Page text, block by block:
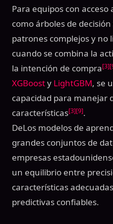
Para equipos con
como árboles de
patrones complejos y no
cuando se combina la
la intención de compra[3]
XGBoosty LightGBM, se
capacidad para manejar
características[3][9].
DeLos modelos de
grandes conjuntos de
empresas
un equilibrio entre
características
predictivas confiables.